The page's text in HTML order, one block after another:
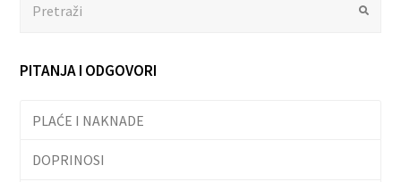
PITANJA I ODGOVORI
PLAĆE I NAKNADE
DOPRINOSI